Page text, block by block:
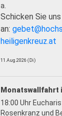
a.
Schicken Sie
an:
heiligenkreuz.at
11.Aug.2026 (Di)
Monatswallfahrt
18:00 Uhr
Rosenkranz und